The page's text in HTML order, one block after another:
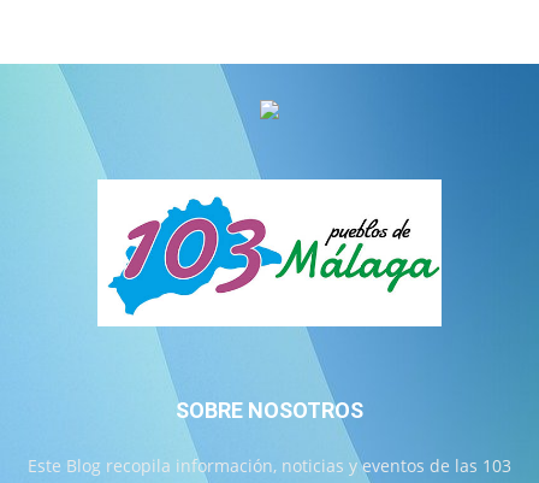
SOBRE NOSOTROS
Este Blog recopila información, noticias y eventos de las 103